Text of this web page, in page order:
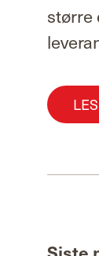
større